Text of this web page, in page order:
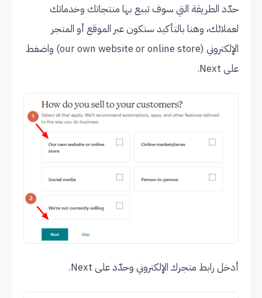
حدّد الطريقة التي سوف تبيع بها منتجاتك وخدماتك
لعملائك، وهنا بالتأكيد ستكون عبر الموقع أو المتجر
الإلكتروني (our own website or online store) واضغط
على Next.
أدخل رابط متجرك الإلكتروني وحدّد على Next.